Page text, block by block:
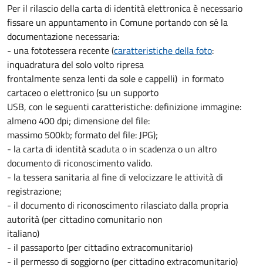
Per il rilascio della carta di identità elettronica è necessario
fissare un appuntamento in Comune portando con sé la
documentazione necessaria:
- una fototessera recente (caratteristiche della foto:
inquadratura del solo volto ripresa
frontalmente senza lenti da sole e cappelli) in formato
cartaceo o elettronico (su un supporto
USB, con le seguenti caratteristiche: definizione immagine:
almeno 400 dpi; dimensione del file:
massimo 500kb; formato del file: JPG);
- la carta di identità scaduta o in scadenza o un altro
documento di riconoscimento valido.
- la tessera sanitaria al fine di velocizzare le attività di
registrazione;
- il documento di riconoscimento rilasciato dalla propria
autorità (per cittadino comunitario non
italiano)
- il passaporto (per cittadino extracomunitario)
- il permesso di soggiorno (per cittadino extracomunitario)